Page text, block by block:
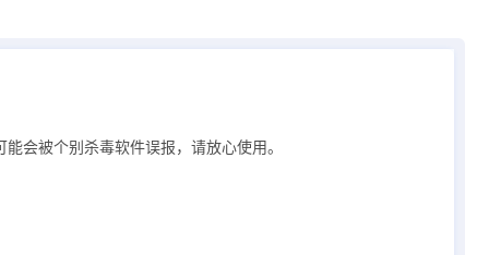
会被个别杀毒软件误报，请放心使用。